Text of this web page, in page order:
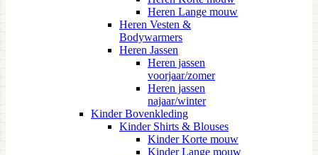
Heren Lange mouw
Heren Vesten &
Bodywarmers
Heren Jassen
Heren jassen
voorjaar/zomer
Heren jassen
najaar/winter
Kinder Bovenkleding
Kinder Shirts & Blouses
Kinder Korte mouw
Kinder Lange mouw